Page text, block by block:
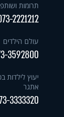
תרומות
2221212
עולם הילדים
3592800
יעוץ לילדות
אתגר
3333320